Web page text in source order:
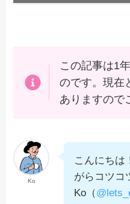
この記事は1
のです。現在
ありますので
Ko
こんにちは
がらコツコ
Ko（